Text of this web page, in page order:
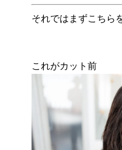
それではまずこちら
これがカット前